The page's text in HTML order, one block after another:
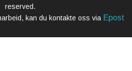
reserved.
kan du kontakte oss via Epost